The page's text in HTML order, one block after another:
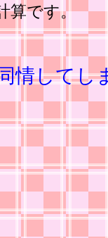
算です。
情してし